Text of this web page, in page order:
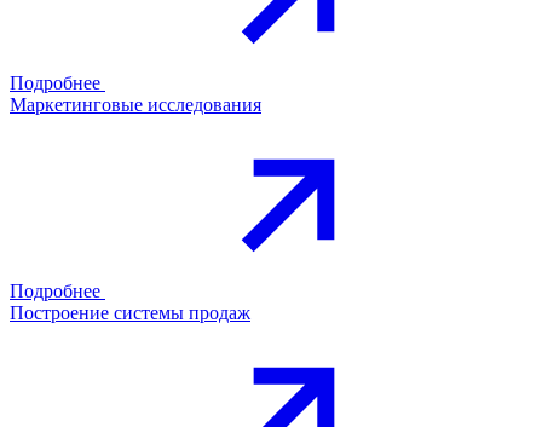
Подробнее
Маркетинговые исследования
Подробнее
Построение системы продаж